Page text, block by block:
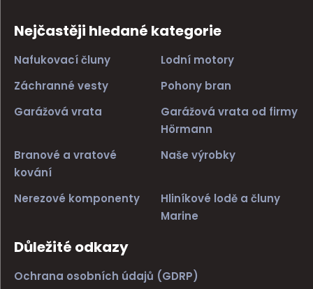
Nejčastěji hledané kategorie
Nafukovací čluny
Lodní motory
Záchranné vesty
Pohony bran
Garážová vrata
Garážová vrata od firmy
Hörmann
Branové a vratové
kování
Naše výrobky
Nerezové komponenty
Hliníkové lodě a čluny
Marine
Důležité odkazy
Ochrana osobních údajů (GDRP)